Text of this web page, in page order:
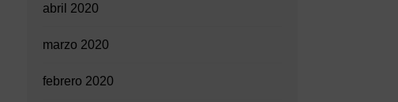
abril 2020
marzo 2020
febrero 2020